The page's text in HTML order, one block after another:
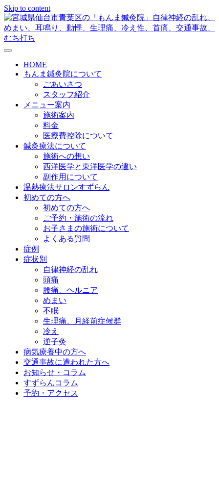
Skip to content
HOME
もんま鍼灸院について
ごあいさつ
スタッフ紹介
メニュー案内
施術案内
料金
医療費控除について
鍼灸療法について
施術への想い
西洋医学と東洋医学の違い
副作用について
温熱療法サロンすずらん
初めての方へ
初めての方へ
ご予約・施術の流れ
お子さまの施術について
よくある質問
症例
症状別
自律神経の乱れ
頭痛
腰痛、ヘルニア
めまい
不眠
生理痛、月経前症候群
冷え
逆子灸
病気療養中の方へ
交通事故に遭われた方へ
お知らせ・コラム
すずらんコラム
予約・アクセス